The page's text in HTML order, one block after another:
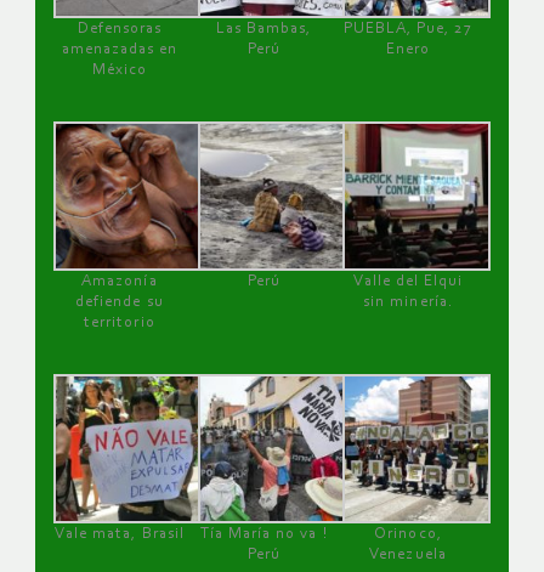
Defensoras
amenazadas en
México
Las Bambas,
Perú
PUEBLA, Pue, 27
Enero
Amazonía
defiende su
territorio
Perú
Valle del Elqui
sin minería.
Vale mata, Brasil
Tía María no va !
Perú
Orinoco,
Venezuela